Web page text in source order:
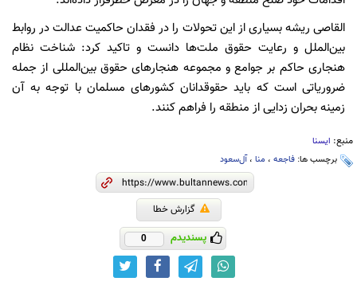
القاصی ریشه بسیاری از این تحولات را در فقدان حاکمیت عدالت در روابط
بین‌الملل و رعایت حقوق ملت‌ها دانست و تاکید کرد: شناخت نظام
هنجاری حاکم بر جوامع و مجموعه هنجارهای حقوق بین‌المللی از جمله
ضروریاتی است که باید حقوقدانان کشورهای مسلمان با توجه به آن
زمینه بحران زدایی از منطقه را فراهم کنند.
منبع: ایسنا
برچسب ها: فاجعه ، منا ،آل‌سعود
گزارش خطا
پسندیدم 0